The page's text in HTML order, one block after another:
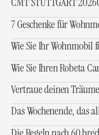
7 Geschenke für
Wie Sie Ihr Wohnmobil
Wie Sie Ihren Robeta
Vertraue deinen
Das Wochenende, das